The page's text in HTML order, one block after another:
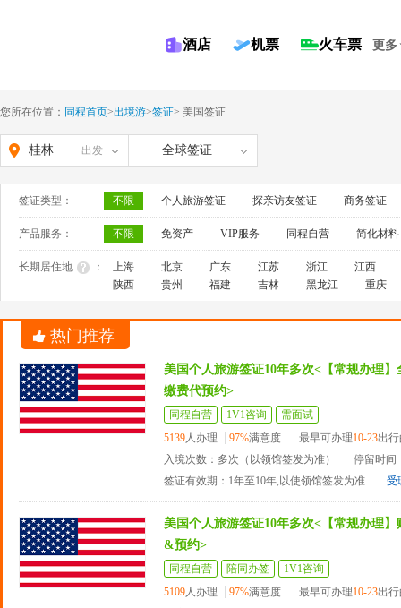
酒店 机票 火车票 更多
您所在位置： 同程首页>出境游>签证> 美国签证
桂林 出发 全球签证
签证类型： 不限 个人旅游签证 探亲访友签证 商务签证
产品服务： 不限 免资产 VIP服务 同程自营 简化材料
长期居住地 ： 上海 北京 广东 江苏 浙江
江西
陕西
贵州 福建 吉林 黑龙江 重庆
热门推荐
美国个人旅游签证10年多次<【常规办理
缴费代预约>
同程自营 1V1咨询
需面试
5139人办理 97%满意度 最早可办理10-23出
入境次数：多次（以领馆签发为准）
停留时间
签证有效期：1年至10年,以使领馆签发为准
受
美国个人旅游签证10年多次<【常规办理
&预约>
同程自营 陪同办签
1V1咨询
5109人办理 97%满意度 最早可办理10-23出